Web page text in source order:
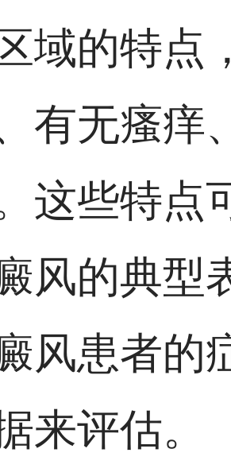
域的特点
有无瘙痒
这些特点
风的典型
风患者的
来评估。